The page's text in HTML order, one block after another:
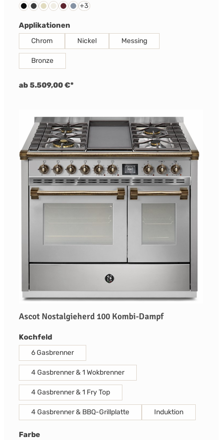
Schwarz
Anthrazit
CremeNuvola
Bordeaux Rot
Celeste
+3
Applikationenauswählen
Chrom Nickel Messing
Bronze
ab 5.509,00 €*
Ascot Nostalgieherd 100 Kombi-Dampf
Kochfeldauswählen
6 Gasbrenner
4 Gasbrenner & 1 Wokbrenner
4 Gasbrenner & 1 Fry Top
4 Gasbrenner & BBQ-Grillplatte Induktion
Farbeauswählen